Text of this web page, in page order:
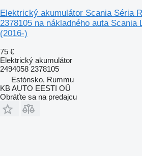
Elektrický akumulátor Scania Séria
2378105 na nákladného auta Scania
(2016-)
75 €
Elektrický akumulátor
2494058 2378105
Estónsko, Rummu
KB AUTO EESTI OÜ
Obráťte sa na predajcu